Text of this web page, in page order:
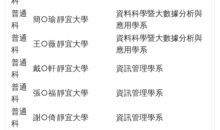
普通
科
簡○瑜靜宜大學
資料科學暨大數據分析與
應用學系
普通
科
王○薇靜宜大學
資料科學暨大數據分析與
應用學系
普通
科
戴○軒靜宜大學
資訊管理學系
普通
科
張○福靜宜大學
資訊管理學系
普通
科
謝○倚靜宜大學
資訊管理學系